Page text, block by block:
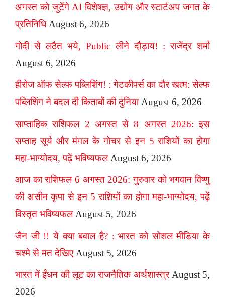
अगस्त को जुटेंगे AI विशेषज्ञ, उद्योग और स्टार्टअप जगत के
प्रतिनिधि August 6, 2026
गोदी से लठैत भये, Public लीने दौड़ाय! : राजेंद्र शर्मा
August 6, 2026
हीरोज ऑफ सेल्फ पब्लिशिंग! : गेटकीपर्स का दौर खत्म: सेल्फ
पब्लिशिंग ने बदल दी किताबों की दुनिया August 6, 2026
साप्ताहिक राशिफल 2 अगस्त से 8 अगस्त 2026: इस
सप्ताह सूर्य और मंगल के गोचर से इन 5 राशियों का होगा
महा-भाग्योदय, पढ़ें भविष्यफल August 6, 2026
आज का राशिफल 6 अगस्त 2026: गुरुवार को भगवान विष्णु
की असीम कृपा से इन 5 राशियों का होगा महा-भाग्योदय, पढ़ें
विस्तृत भविष्यफल August 5, 2026
जैन जी !! ये क्या बवाल है? : भारत को सोशल मीडिया के
चश्मे से मत देखिए August 5, 2026
भारत में ईंधन की लूट का राजनैतिक अर्थशास्त्र August 5,
2026